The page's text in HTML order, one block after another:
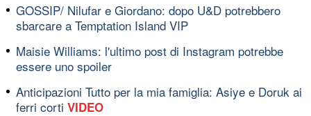
GOSSIP/ Nilufar e Giordano: dopo U&D potrebbero
sbarcare a Temptation Island VIP
Maisie Williams: l'ultimo post di Instagram potrebbe
essere uno spoiler
Anticipazioni Tutto per la mia famiglia: Asiye e Doruk ai
ferri corti VIDEO